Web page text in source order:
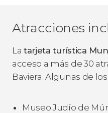
Atracciones
Latarjeta turística
acceso a más de 30
Baviera. Algunas de
Museo Judío de